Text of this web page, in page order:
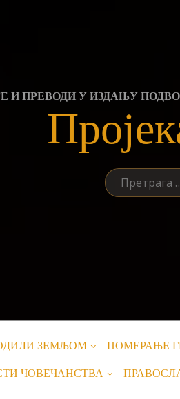
И ПРЕВОДИ У ИЗДАЊУ
Претрага
за:
ЗЕМЉОМ ПОМЕРАЊЕ
ЧОВЕЧАНСТВА